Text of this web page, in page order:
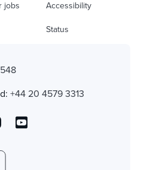
jobs Accessibility
Status
+44 20 4579 3313